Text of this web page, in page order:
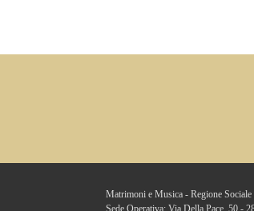
Matrimoni e Musica - Regione